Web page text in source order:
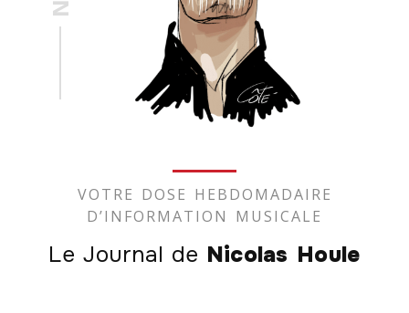
VOTRE DOSE HEBDOMADAIRE
D’INFORMATION MUSICALE
Le Journal de Nicolas Houle